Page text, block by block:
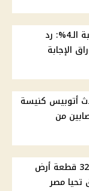
القصة الكاملة لأزمة ريم صاحبة الـ4%: رد
الإجابة
13 في حادث أتوبيس كنيسة
من
توفيق عكاشة يطالب بسحب 32 قطعة أرض
تحيا مصر